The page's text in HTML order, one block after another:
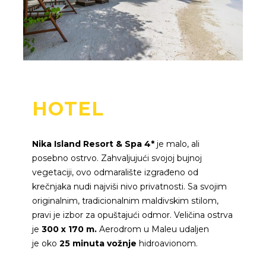
HOTEL
Nika Island Resort & Spa 4* je malo, ali
posebno ostrvo. Zahvaljujući svojoj bujnoj
vegetaciji, ovo odmaralište izgrađeno od
krečnjaka nudi najviši nivo privatnosti. Sa svojim
originalnim, tradicionalnim maldivskim stilom,
pravi je izbor za opuštajući odmor. Veličina ostrva
je 300 x 170 m. Aerodrom u Maleu udaljen
je oko 25 minuta vožnje hidroavionom.